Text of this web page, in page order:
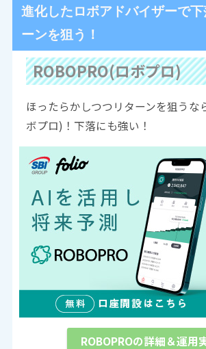
進化したロボアドバイザーで
ーンを狙う！
ROBOPRO(ロボプロ)
ほったらかしつつリターンを狙うな
ボプロ)！下落にも強い！
ROBOPROの詳細＆運用